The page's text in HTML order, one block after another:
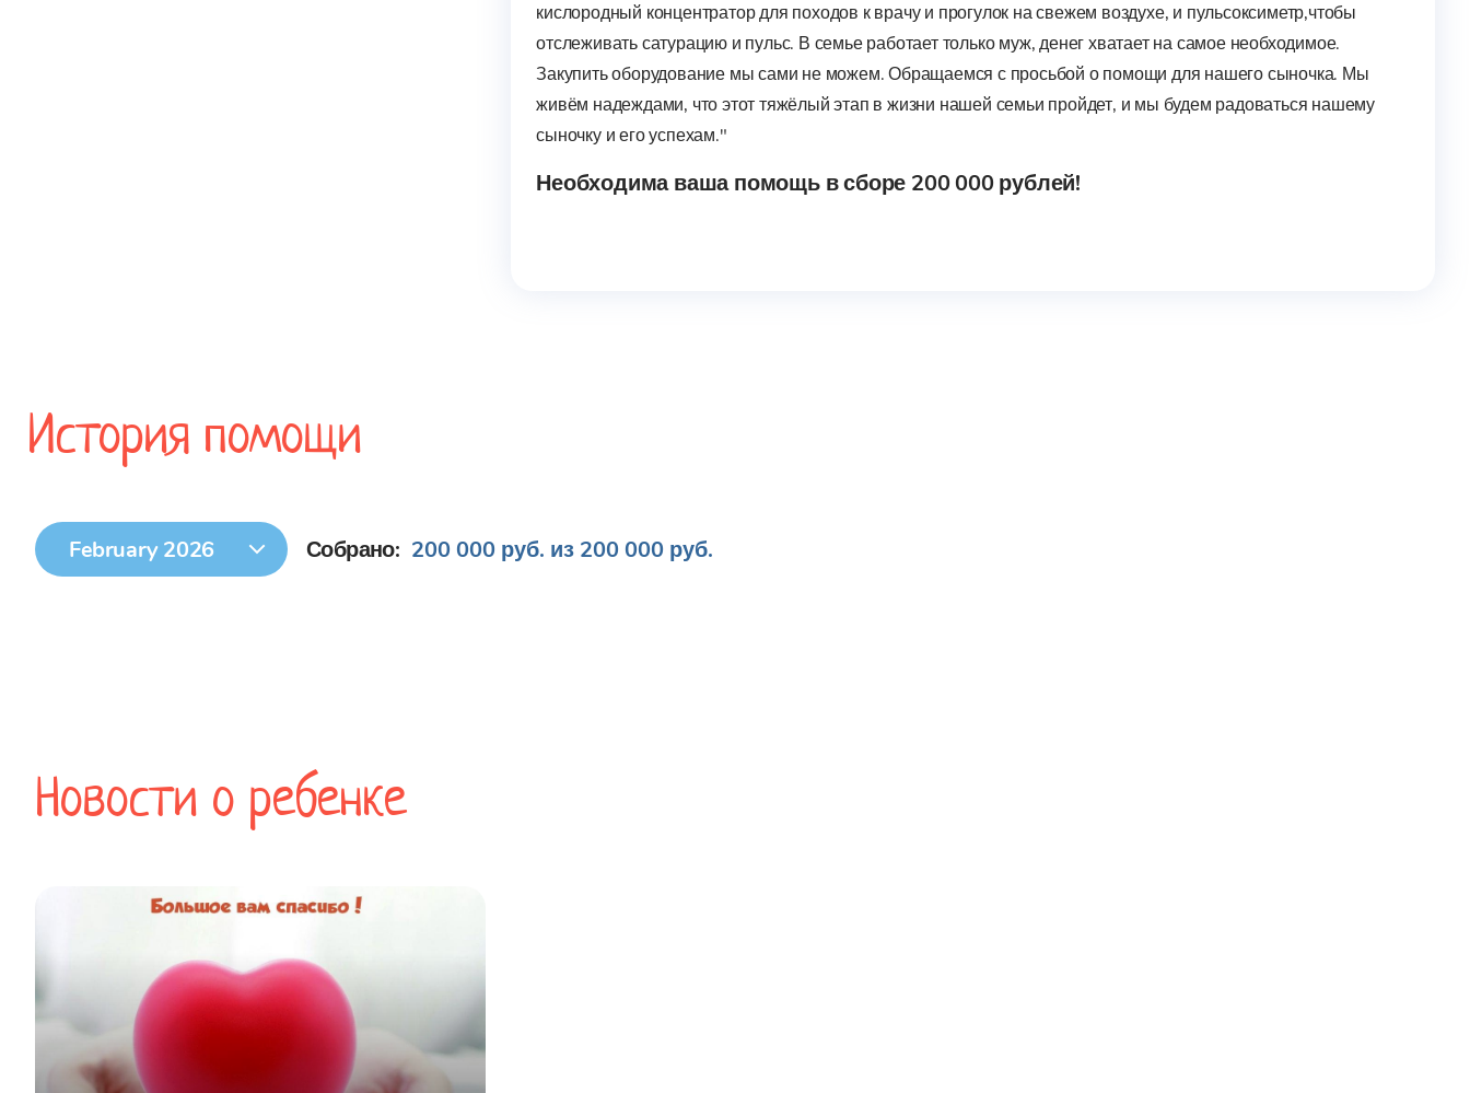
кислородный концентратор для походов к врачу и прогулок на свежем воздухе, и пульсоксиметр,чтобы
отслеживать сатурацию и пульс. В семье работает только муж, денег хватает на самое необходимое.
Закупить оборудование мы сами не можем. Обращаемся с просьбой о помощи для нашего сыночка. Мы
живём надеждами, что этот тяжёлый этап в жизни нашей семьи пройдет, и мы будем радоваться нашему
сыночку и его успехам."
Необходима ваша помощь в сборе 200 000 рублей!
История помощи
February 2026 Собрано: 200 000 руб. из 200 000 руб.
Новости о ребенке